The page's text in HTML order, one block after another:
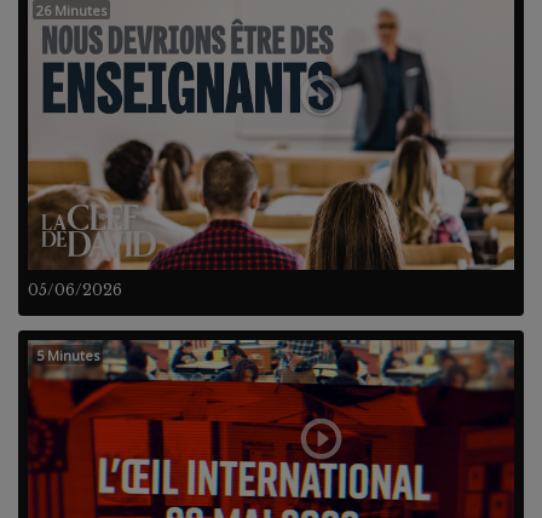
05/06/2026
26 Minutes
5 Minutes